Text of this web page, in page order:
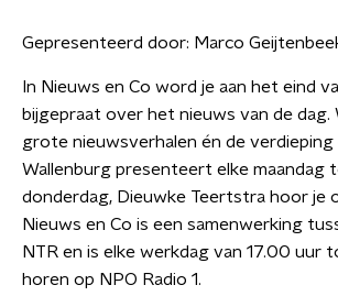
Gepresenteerd door: Marco
In Nieuws en Co word je aan het eind
bijgepraat over het nieuws van de dag.
grote nieuwsverhalen én de verdieping
Wallenburg presenteert elke maandag
donderdag, Dieuwke Teertstra hoor je
Nieuws en Co is een samenwerking
NTR en is elke werkdag van 17.00 uur
horen op NPO Radio 1.